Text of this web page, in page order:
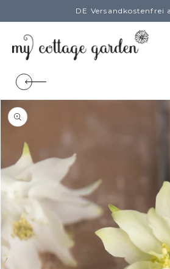
Inhalt
DE Versandkostenfrei